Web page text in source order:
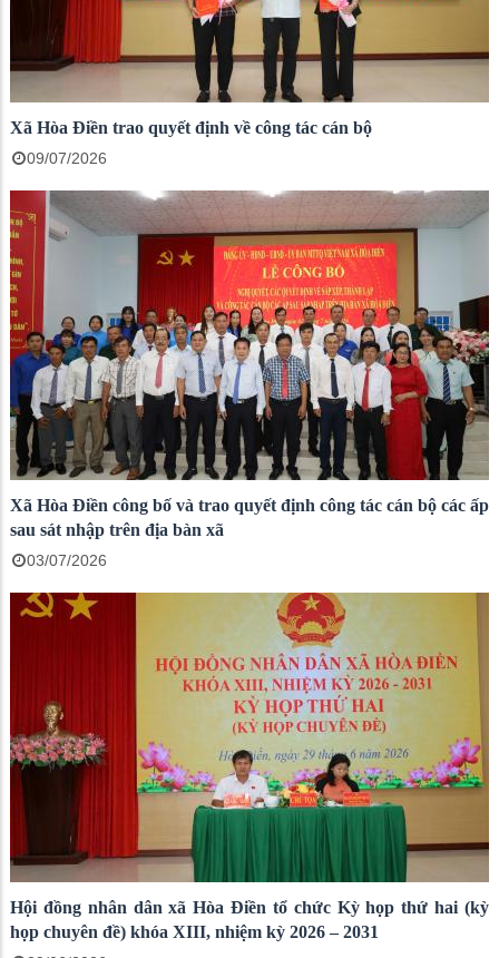
Xã Hòa Điền trao quyết định về công tác cán bộ
09/07/2026
Xã Hòa Điền công bố và trao quyết định công tác cán bộ các ấp
sau sát nhập trên địa bàn xã
03/07/2026
Hội đồng nhân dân xã Hòa Điền tổ chức Kỳ họp thứ hai (kỳ
họp chuyên đề) khóa XIII, nhiệm kỳ 2026 – 2031